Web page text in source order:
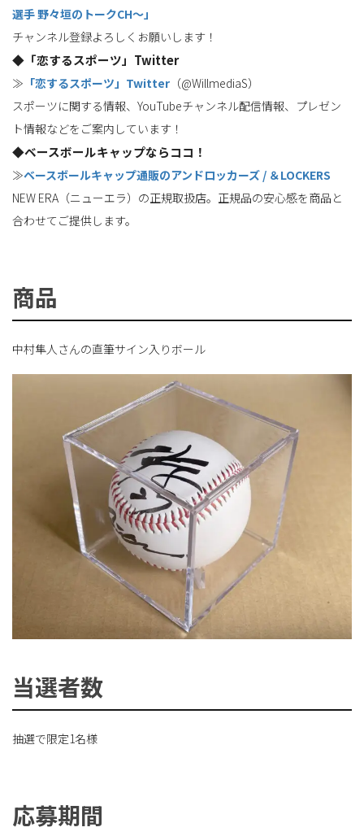
選手 野々垣のトークCH〜」
チャンネル登録よろしくお願いします！
◆「恋するスポーツ」Twitter
≫ 「恋するスポーツ」Twitter （@WillmediaS）
スポーツに関する情報、YouTubeチャンネル配信情報、プレゼン
ト情報などをご案内しています！
◆ベースボールキャップならココ！
≫ベースボールキャップ通販のアンドロッカーズ / ＆LOCKERS
NEW ERA（ニューエラ）の正規取扱店。正規品の安心感を商品と
合わせてご提供します。
商品
中村隼人さんの直筆サイン入りボール
当選者数
抽選で限定1名様
応募期間